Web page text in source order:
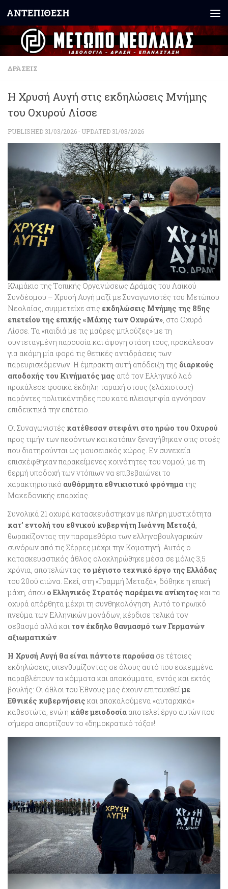
Skip to content
ΑΝΤΕΠΙΘΕΣΗ
ΔΡΆΣΕΙΣ
Η Χρυσή Αυγή στις εκδηλώσεις Μνήμης
του Οχυρού Λίσσε
PUBLISHED31/03/2026 · UPDATED31/03/2026
Κλιμάκιο της Τοπικής Οργανώσεως Δράμας του Λαϊκού
Συνδέσμου – Χρυσή Αυγή μαζί με Συναγωνιστές του Μετώπου
Νεολαίας, συμμετείχε στις εκδηλώσεις Μνήμης της 85ης
επετείου της επικής «Μάχης των Οχυρών», στο Οχυρό
Λίσσε. Τα «παιδιά με τις μαύρες μπλούζες» με τη
συντεταγμένη παρουσία και άψογη στάση τους, προκάλεσαν
για ακόμη μία φορά τις θετικές αντιδράσεις των
παρευρισκόμενων. Η έμπρακτη αυτή απόδειξη της διαρκούς
αποδοχής του Κινήματός μας από τον Ελληνικό λαό
προκάλεσε φυσικά έκδηλη ταραχή στους (ελάχιστους)
παρόντες πολιτικάντηδες που κατά πλειοψηφία αγνόησαν
επιδεικτικά την επέτειο.
Οι Συναγωνιστές κατέθεσαν στεφάνι στο ηρώο του Οχυρού
προς τιμήν των πεσόντων και κατόπιν ξεναγήθηκαν στις στοές
που διατηρούνται ως μουσειακός χώρος. Εν συνεχεία
επισκέφθηκαν παρακείμενες κοινότητες του νομού, με τη
θερμή υποδοχή των ντόπιων να επιβεβαιώνει το
χαρακτηριστικό αυθόρμητα εθνικιστικό φρόνηματης
Μακεδονικής επαρχίας.
Συνολικά 21 οχυρά κατασκευάστηκαν με πλήρη μυστικότητα
κατ’ εντολή του εθνικού κυβερνήτη Ιωάννη Μεταξά,
θωρακίζοντας την παραμεθόριο των ελληνοβουλγαρικών
συνόρων από τις Σέρρες μέχρι την Κομοτηνή. Αυτός ο
κατασκευαστικός άθλος ολοκληρώθηκε μέσα σε μόλις 3,5
χρόνια, αποτελώντας το μέγιστο τεχνικό έργο της Ελλάδας
του 20ού αιώνα. Εκεί, στη «Γραμμή Μεταξά», δόθηκε η επική
μάχη, όπου ο Ελληνικός Στρατός παρέμεινε ανίκητος και τα
οχυρά απόρθητα μέχρι τη συνθηκολόγηση. Αυτό το ηρωικό
πνεύμα των Ελληνικών μονάδων, κέρδισε τελικά τον
σεβασμό αλλά και τον έκδηλο θαυμασμό των Γερμανών
αξιωματικών.
Η Χρυσή Αυγή θα είναι πάντοτε παρούσα σε τέτοιες
εκδηλώσεις, υπενθυμίζοντας σε όλους αυτό που εσκεμμένα
παραβλέπουν τα κόμματα και αποκόμματα, εντός και εκτός
βουλής: Οι άθλοι του Έθνους μας έχουν επιτευχθείμε
Εθνικές κυβερνήσεις και αποκαλούμενα «αυταρχικά»
καθεστώτα, ενώ η κάθε μειοδοσία αποτελεί έργο αυτών που
σήμερα απαρτίζουν το «δημοκρατικό τόξο»!